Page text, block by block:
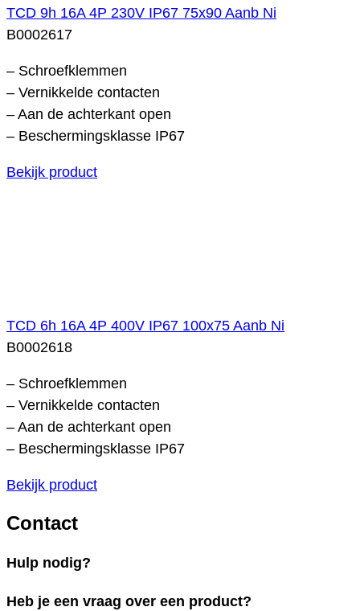
TCD 9h 16A 4P 230V IP67 75x90 Aanb Ni
B0002617
– Schroefklemmen
– Vernikkelde contacten
– Aan de achterkant open
– Beschermingsklasse IP67
Bekijk product
TCD 6h 16A 4P 400V IP67 100x75 Aanb Ni
B0002618
– Schroefklemmen
– Vernikkelde contacten
– Aan de achterkant open
– Beschermingsklasse IP67
Bekijk product
Contact
Hulp nodig?
Heb je een vraag over een product?